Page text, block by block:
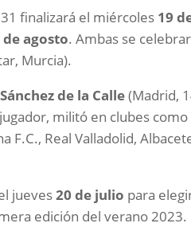
finalizará el miércoles 19
de agosto. Ambas se
Murcia).
de la Calle(Madrid,
militó en clubes como
F.C., Real Valladolid,
jueves20 de julio para
edición del verano